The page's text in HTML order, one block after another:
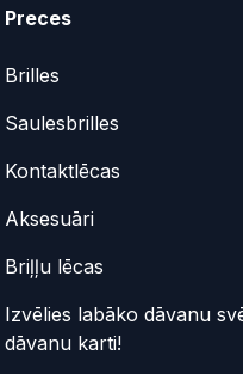
Preces
Brilles
Saulesbrilles
Kontaktlēcas
Aksesuāri
Briļļu lēcas
Izvēlies labāko dāvanu
dāvanu karti!